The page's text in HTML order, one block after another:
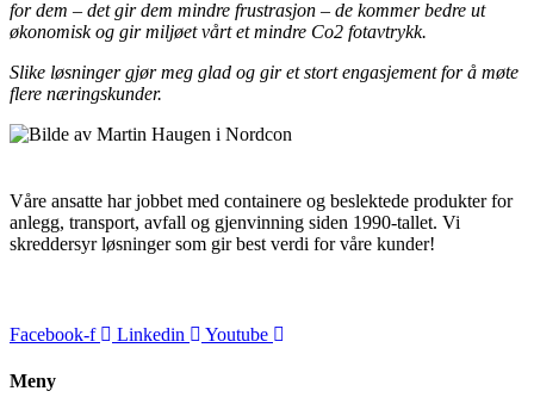
for dem – det gir dem mindre frustrasjon – de kommer bedre ut
økonomisk og gir miljøet vårt et mindre Co2 fotavtrykk.
Slike løsninger gjør meg glad og gir et stort engasjement for å møte
flere næringskunder.
Våre ansatte har jobbet med containere og beslektede produkter for
anlegg, transport, avfall og gjenvinning siden 1990-tallet. Vi
skreddersyr løsninger som gir best verdi for våre kunder!
Facebook-f Linkedin Youtube
Meny